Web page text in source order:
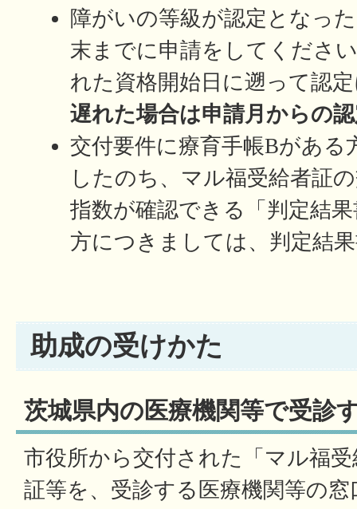
障がいの等級が認定となっ
末までに申請をしてくださ
れた資格開始日に遡って認
遅れた場合は申請月からの
交付要件に療育手帳Bがある
したのち、マル福受給者証
指数が確認できる「判定結
方につきましては、判定結
助成の受けかた
茨城県内の医療機関等で受診
市役所から交付された「マル福
証等を、受診する医療機関等の